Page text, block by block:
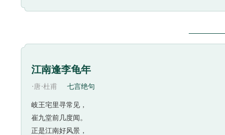
从这万紫千红中认识了春天，感受到了春天的美。这就
从字面上看，这首诗好像是写游春观感，但细究寻
不可能在泗水之滨游春吟赏。其实诗中的的“泗水”是
彩。诗人将圣人之道比作催发生机、点燃万物的春风
熹的高明之处。
江南逢李龟年
·唐·杜甫 七言绝句
岐王宅里寻常见，
崔九堂前几度闻。
正是江南好风景，